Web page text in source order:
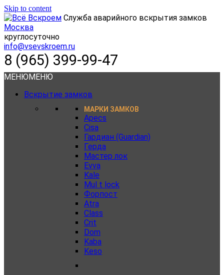
Skip to content
Служба аварийного вскрытия замков
Москва
круглосуточно
info@vsevskroem.ru
8 (965) 399-99-47
МЕНЮМЕНЮ
Вскрытие замков
МАРКИ ЗАМКОВ
Apecs
Cisa
Гардиан (Guardian)
Герда
Мастер лок
Evva
Kale
Mul t lock
Форпост
Atra
Class
Crit
Dom
Kaba
Keso